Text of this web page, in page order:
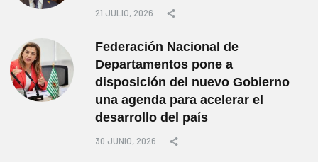
21 JULIO, 2026
Federación Nacional de
Departamentos pone a
disposición del nuevo Gobierno
una agenda para acelerar el
desarrollo del país
30 JUNIO, 2026